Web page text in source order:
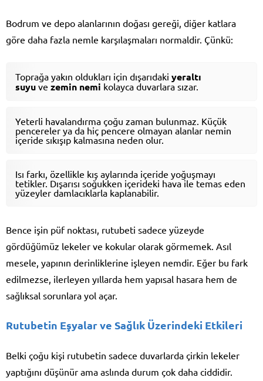
Bodrum ve depo alanlarının doğası gereği, diğer katlara
göre daha fazla nemle karşılaşmaları normaldir. Çünkü:
Toprağa yakın oldukları için dışarıdaki yeraltı
suyu ve zemin nemi kolayca duvarlara sızar.
Yeterli havalandırma çoğu zaman bulunmaz. Küçük
pencereler ya da hiç pencere olmayan alanlar nemin
içeride sıkışıp kalmasına neden olur.
Isı farkı, özellikle kış aylarında içeride yoğuşmayı
tetikler. Dışarısı soğukken içerideki hava ile temas eden
yüzeyler damlacıklarla kaplanabilir.
Bence işin püf noktası, rutubeti sadece yüzeyde
gördüğümüz lekeler ve kokular olarak görmemek. Asıl
mesele, yapının derinliklerine işleyen nemdir. Eğer bu fark
edilmezse, ilerleyen yıllarda hem yapısal hasara hem de
sağlıksal sorunlara yol açar.
Rutubetin Eşyalar ve Sağlık Üzerindeki Etkileri
Belki çoğu kişi rutubetin sadece duvarlarda çirkin lekeler
yaptığını düşünür ama aslında durum çok daha ciddidir.